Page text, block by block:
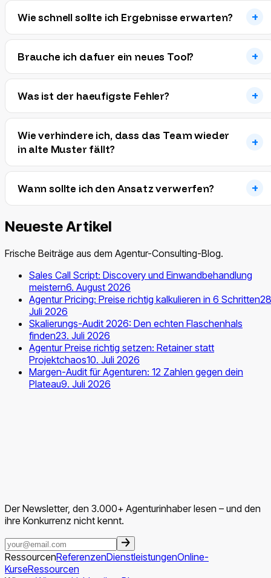
Wie schnell sollte ich Ergebnisse erwarten?
Brauche ich dafuer ein neues Tool?
Was ist der haeufigste Fehler?
Wie verhindere ich, dass das Team wieder
in alte Muster fällt?
Wann sollte ich den Ansatz verwerfen?
Neueste Artikel
Frische Beiträge aus dem Agentur-Consulting-Blog.
Sales Call Script: Discovery und Einwandbehandlung
meistern6. August 2026
Agentur Pricing: Preise richtig kalkulieren in 6 Schritten
Juli 2026
Skalierungs-Audit 2026: Den echten Flaschenhals
finden23. Juli 2026
Agentur Preise richtig setzen: Retainer statt
Projektchaos10. Juli 2026
Margen-Audit für Agenturen: 12 Zahlen gegen dein
Plateau9. Juli 2026
Der Newsletter, den 3.000+ Agenturinhaber lesen – und den
ihre Konkurrenz nicht kennt.
RessourcenReferenzenDienstleistungenOnline-
KurseRessourcen